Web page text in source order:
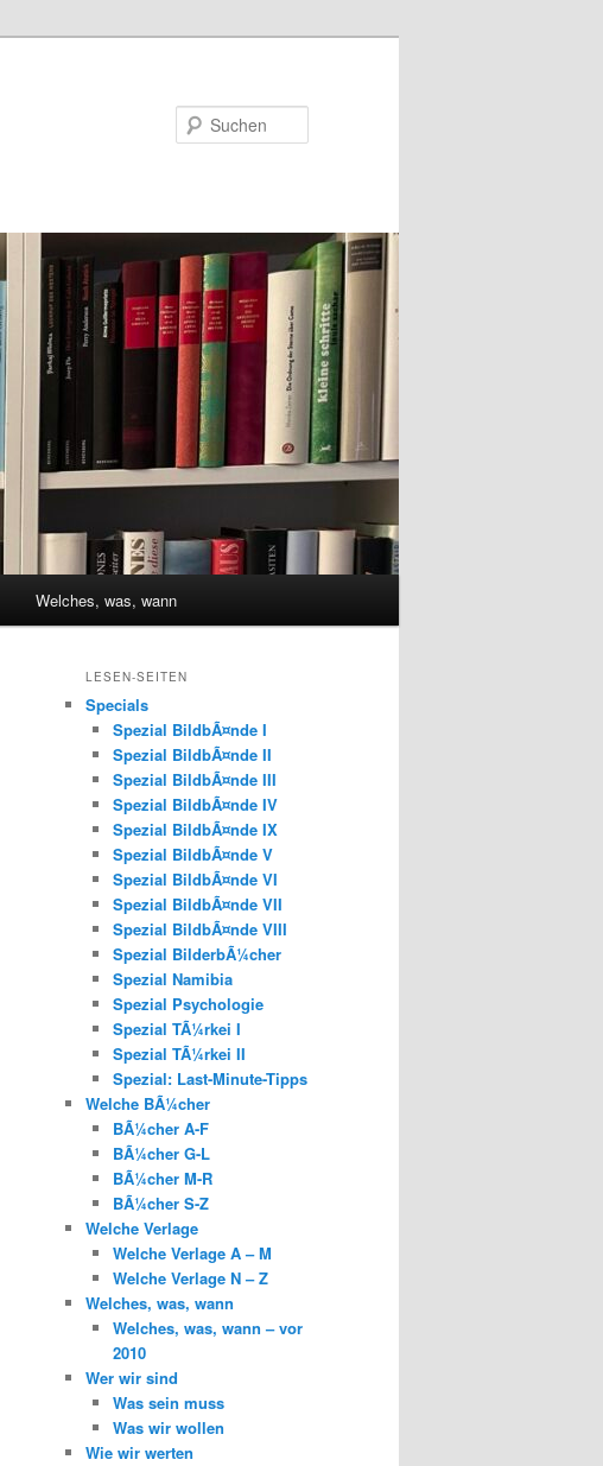
Welches, was, wann
LESEN-SEITEN
Specials
Spezial BildbÃ¤nde I
Spezial BildbÃ¤nde II
Spezial BildbÃ¤nde III
Spezial BildbÃ¤nde IV
Spezial BildbÃ¤nde IX
Spezial BildbÃ¤nde V
Spezial BildbÃ¤nde VI
Spezial BildbÃ¤nde VII
Spezial BildbÃ¤nde VIII
Spezial BilderbÃ¼cher
Spezial Namibia
Spezial Psychologie
Spezial TÃ¼rkei I
Spezial TÃ¼rkei II
Spezial: Last-Minute-Tipps
Welche BÃ¼cher
BÃ¼cher A-F
BÃ¼cher G-L
BÃ¼cher M-R
BÃ¼cher S-Z
Welche Verlage
Welche Verlage A – M
Welche Verlage N – Z
Welches, was, wann
Welches, was, wann – vor
2010
Wer wir sind
Was sein muss
Was wir wollen
Wie wir werten